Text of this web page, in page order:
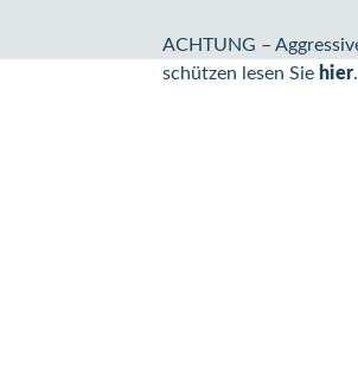
ACHTUNG –
schützen lesen Sie hier.